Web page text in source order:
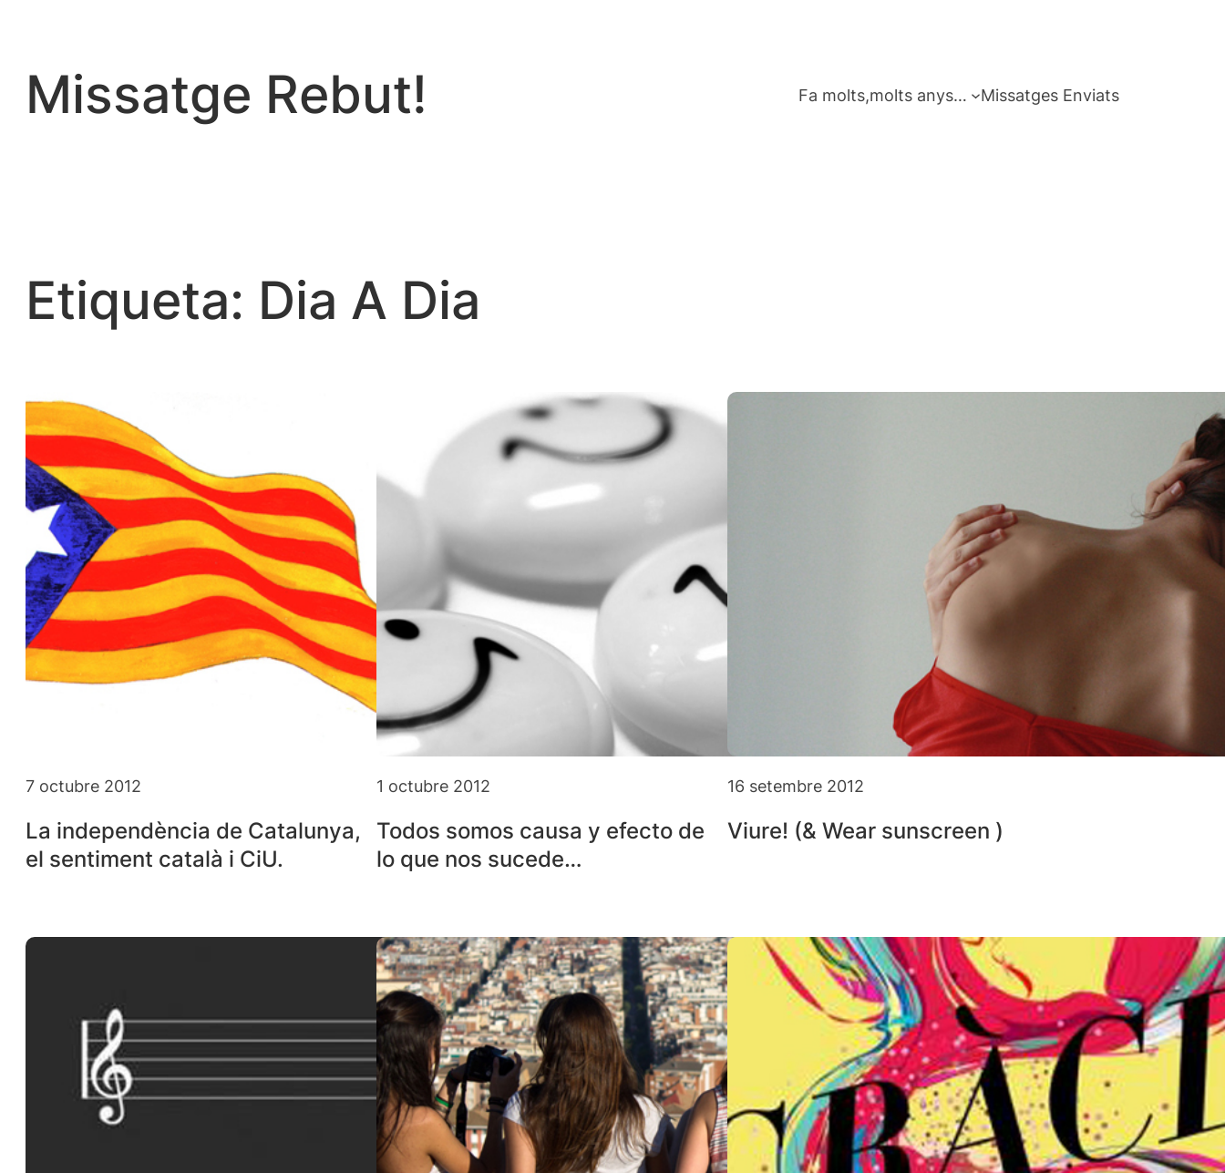
contingut
Missatge Rebut! Fa molts,molts anys… Missatges Enviats
Etiqueta: Dia A Dia
7 octubre 2012
La independència de Catalunya,
el sentiment català i CiU.
1 octubre 2012
Todos somos causa y efecto de
lo que nos sucede…
16 setembre 2012
Viure! (& Wear sunscreen )